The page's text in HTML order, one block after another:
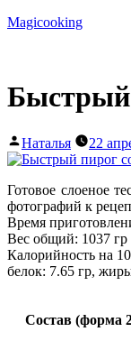
Перейти
Magicooking
Быстрый
Написано
автором
Наталья 22
Готовое слоеное
фотографий к
Время
Вес общий: 1037 гр
Калорийность на
белок: 7.65 гр,
Состав (форма